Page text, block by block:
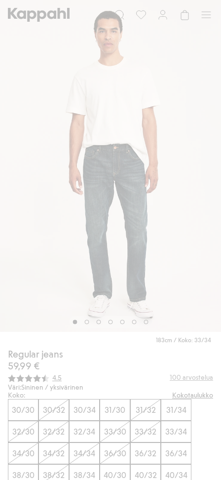
183cm / Koko: 33/34
Regular jeans
59,99 €
Keskimääräinen luokitus:
4.5 100 arvostelua
Väri:Sininen / yksivärinen
Koko:
Kokotaulukko
30/30 30/32 30/34 31/30 31/32 31/34
32/30 32/32 32/34 33/30 33/32 33/34
34/30 34/32 34/34 36/30 36/32 36/34
38/30 38/32 38/34 40/30 40/32 40/34